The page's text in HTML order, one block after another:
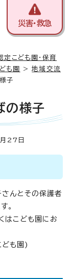
災害・救急
定こども園・保育
も園 >地域交流
子
の様子
27日
んとその保護者
。
はこども園にお
も園)